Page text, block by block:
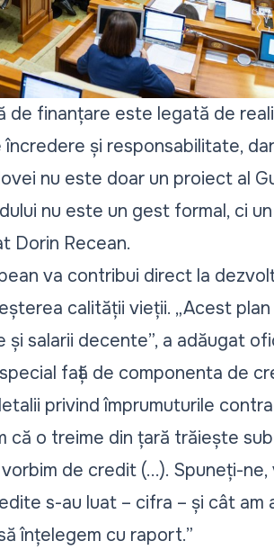
de finanțare este legată de
și responsabilitate,
nu este doar un proiect al
nu este un gest formal, ci
Dorin Recean.
va contribui direct la
calității vieții. „Acest
salarii decente”, a adăugat
față de componenta de
privind împrumuturile
că o treime din țară trăiește
de credit (...). Spuneți-ne,
s-au luat – cifra – și cât am
înțelegem cu raport.”